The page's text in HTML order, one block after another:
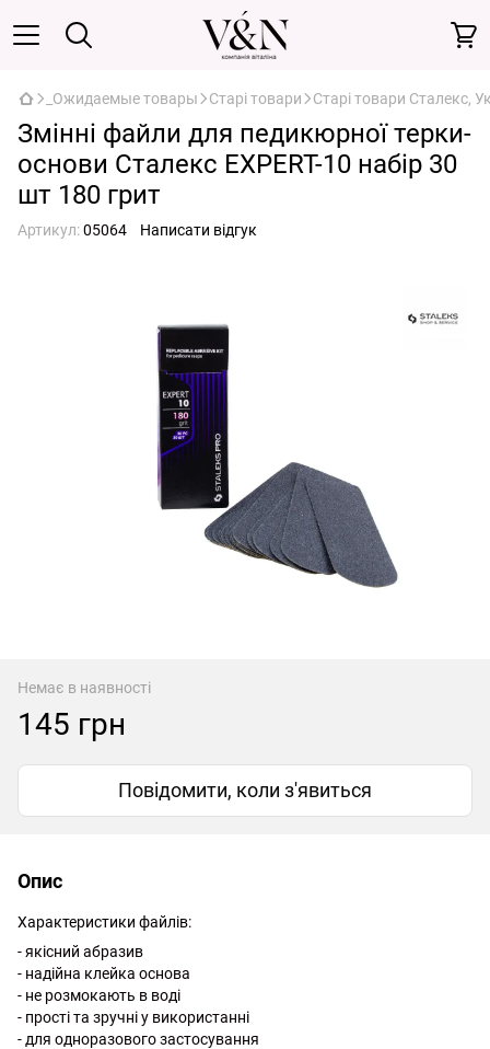
_Ожидаемые товары Старі товари Старі товари Сталекс,
Змінні файли для педикюрної терки-
основи Сталекс EXPERT-10 набір 30
шт 180 грит
Артикул:05064 Написати відгук
Немає в наявності
145 грн
Повідомити, коли з'явиться
Опис
Характеристики файлів:
- якісний абразив
- надійна клейка основа
- не розмокають в воді
- прості та зручні у використанні
- для одноразового застосування